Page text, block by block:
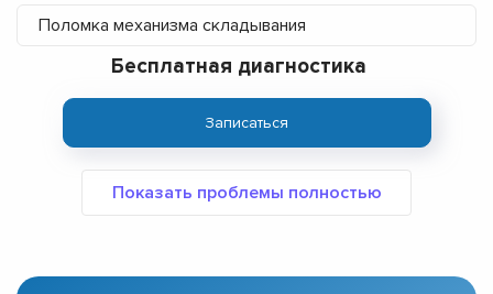
Поломка механизма складывания
Бесплатная диагностика
Записаться